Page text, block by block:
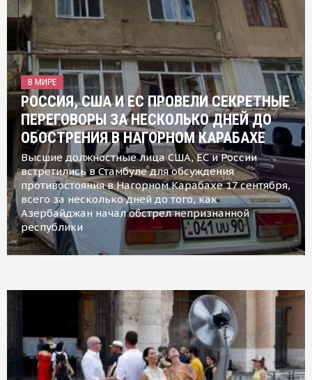
В МИРЕ
РОССИЯ, США И ЕС ПРОВЕЛИ СЕКРЕТНЫЕ
ПЕРЕГОВОРЫ ЗА НЕСКОЛЬКО ДНЕЙ ДО
ОБОСТРЕНИЯ В НАГОРНОМ КАРАБАХЕ
Высшие должностные лица США, ЕС и России
встретились в Стамбуле для обсуждения
противостояния в Нагорном Карабахе 17 сентября,
всего за несколько дней до того, как
Азербайджан начал обстрел непризнанной
республики